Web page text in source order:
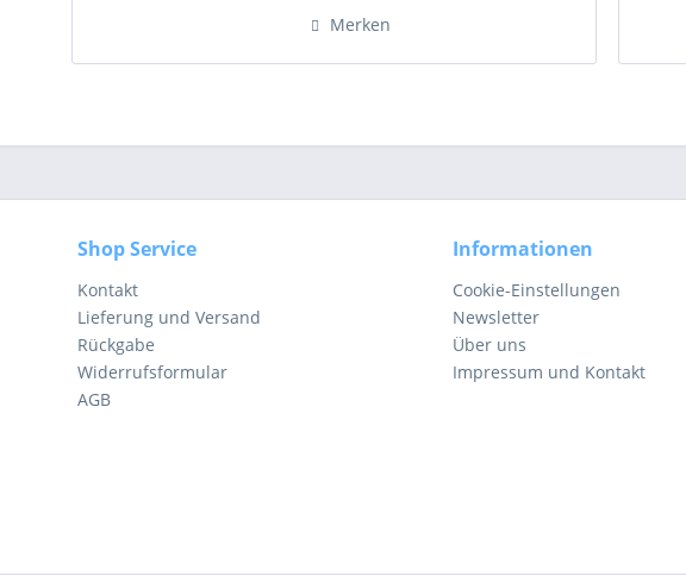
HIV,...Merken
Shop Service
Kontakt
Lieferung und Versand
Rückgabe
Widerrufsformular
AGB
Informationen
Cookie-Einstellungen
Newsletter
Über uns
Impressum und Kontakt